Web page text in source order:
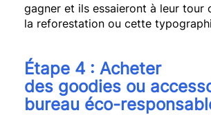
gagner et ils essaieront à leur tour
la reforestation ou cette
Étape 4 : Acheter
des goodies ou
bureau éco-